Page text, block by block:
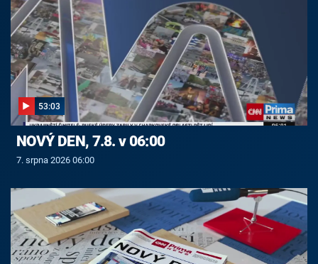
53:03
NOVÝ DEN, 7.8. v 06:00
7. srpna 2026 06:00